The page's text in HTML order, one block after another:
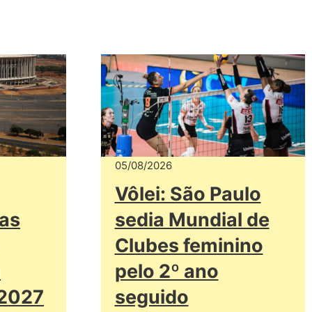
05/08/2026
Vôlei: São Paulo
sedia Mundial de
Clubes feminino
pelo 2º ano
seguido